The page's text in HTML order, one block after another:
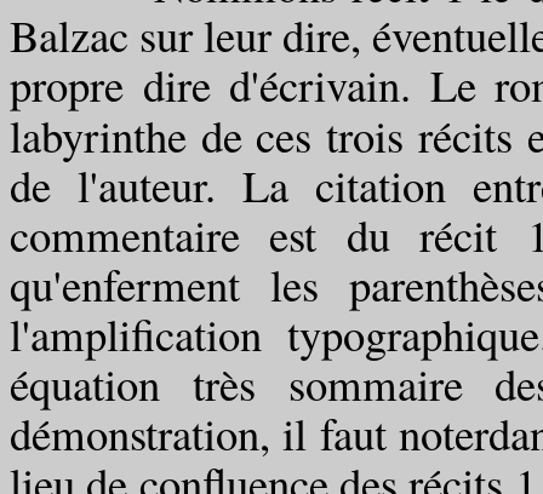
Balzac sur leur dire,
propre dire d'écrivain. Le
labyrinthe de ces trois récits
de l'auteur. La citation
commentaire est du
qu'enferment les
l'amplification
équation très sommaire
démonstration, il faut